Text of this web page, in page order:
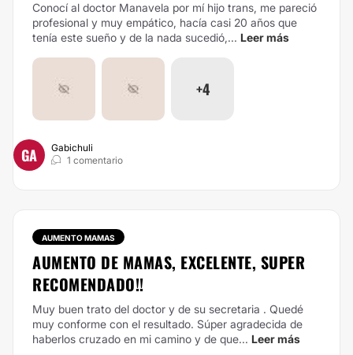
Conocí al doctor Manavela por mí hijo trans, me pareció
profesional y muy empático, hacía casi 20 años que
tenía este sueño y de la nada sucedió,... Leer más
+4
GA
Gabichuli
1 comentario
AUMENTO MAMAS
AUMENTO DE MAMAS, EXCELENTE, SUPER
RECOMENDADO!!
Muy buen trato del doctor y de su secretaria . Quedé
muy conforme con el resultado. Súper agradecida de
haberlos cruzado en mi camino y de que... Leer más